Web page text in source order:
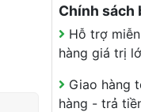
Chính sách
Hỗ trợ
hàng giá trị
Giao hàng
hàng - trả